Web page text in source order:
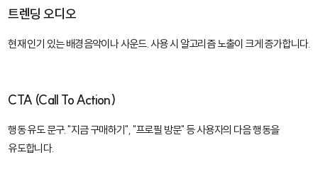
트렌딩 오디오
현재 인기 있는 배경음악이나 사운드. 사용 시 알고리즘 노출이 크게 증가합니다.
CTA (Call To Action)
행동 유도 문구. "지금 구매하기", "프로필 방문" 등 사용자의 다음 행동을
유도합니다.